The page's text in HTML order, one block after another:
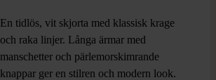
En tidlös, vit skjorta med klassisk krage
och raka linjer. Långa ärmar med
manschetter och pärlemorskimrande
knappar ger en stilren och modern look.